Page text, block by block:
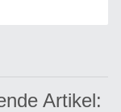
Artikel: